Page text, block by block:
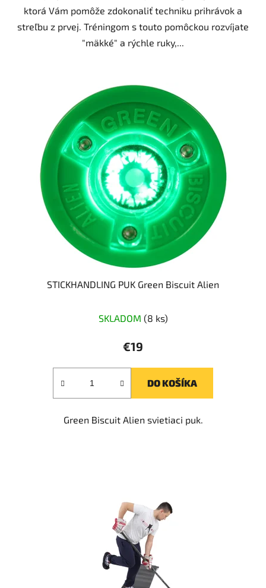
ktorá Vám pomôže zdokonaliť techniku prihrávok a
streľbu z prvej. Tréningom s touto pomôckou rozvíjate
"mäkké" a rýchle ruky,...
STICKHANDLING PUK Green Biscuit Alien
SKLADOM (8 ks)
€19
DO KOŠÍKA
Green Biscuit Alien svietiaci puk.